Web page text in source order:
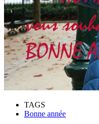
TAGS
Bonne année